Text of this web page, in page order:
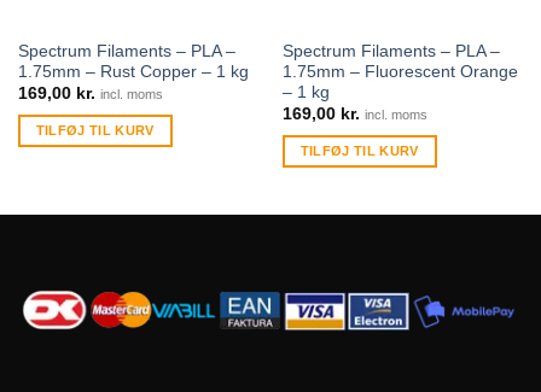
Spectrum Filaments – PLA –
1.75mm – Rust Copper – 1 kg
169,00 kr. incl. moms
TILFØJ TIL KURV
Spectrum Filaments – PLA –
1.75mm – Fluorescent Orange
– 1 kg
169,00 kr. incl. moms
TILFØJ TIL KURV